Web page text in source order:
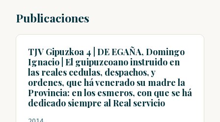
Publicaciones
TJV Gipuzkoa 4 | DE EGAÑA, Domingo
Ignacio | El guipuzcoano instruido en
las reales cedulas, despachos, y
ordenes, que há venerado su madre la
Provincia: en los esmeros, con que se há
dedicado siempre al Real servicio